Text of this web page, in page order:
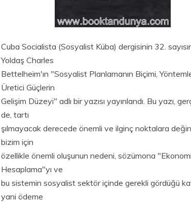
Cuba Socialista (Sosyalist Küba) dergisinin 32.
Yoldaş Charles
Bettelheim'ın "Sosyalist Planlamanın Biçimi,
Üretici Güçlerin
Gelişim Düzeyi" adlı bir yazısı yayınlandı. Bu yazı,
de, tartı
şılmayacak derecede önemli ve ilginç noktalara
bizim için
özellikle önemli oluşunun nedeni, sözümona
Hesaplama"yı ve
bu sistemin sosyalist sektör içinde gerekli gördüğü
yani ödeme